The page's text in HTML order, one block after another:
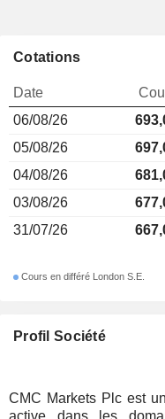
Profil Société
CMC Markets Plc est
active dans les
Cotations
Date
06/08/26
05/08/26
04/08/26
03/08/26
31/07/26
Cours en différé London S.E.